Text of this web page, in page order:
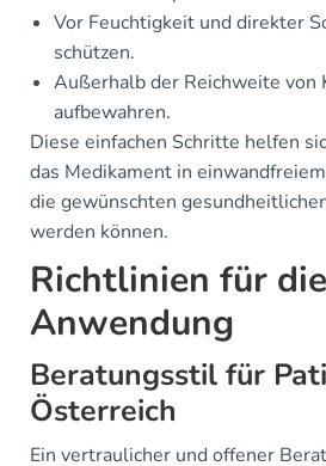
Vor Feuchtigkeit und direkter
schützen.
Außerhalb der Reichweite von
aufbewahren.
Diese einfachen Schritte helfen
das Medikament in
die gewünschten
werden können.
Richtlinien für
Anwendung
Beratungsstil für
Österreich
Ein vertraulicher und offener